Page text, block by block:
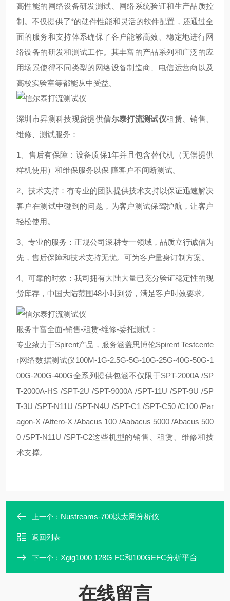
高性能的网络设备研发测试、网络系统验证和生产品质控
制。不仅提供了*的硬件性能和灵活的软件配置，还通过全
面的服务和支持体系确保了客户能够高效、稳定地进行网
络设备的研发和测试工作。其丰富的产品系列和广泛的应
用场景使得不同类型的网络设备制造商、电信运营商以及
高校实验室等都能从中受益。
深圳市昇测科技现货提供信尔泰打流测试仪租赁、销售、
维修、测试服务：
1、售后有保障：设备质保1年并且包含替代机（无偿提供
样机使用）和维保服务以保 障客户不间断测试。
2、技术支持：有专业的团队提供技术支持以保证迅速解决
客户在测试中碰到的问题，为客户测试保驾护航，让客户
轻松使用。
3、专业的服务：正规公司深耕专一领域，品质立行诚信为
先，售后保障和技术支持无忧。可为客户量身订制方案。
4、可靠的时效：我司拥有大陆大量已充分验证稳定性的现
货库存，中国大陆范围48小时到货，满足客户时效要求。
服务丰富全面-销售-租赁-维修-委托测试：
专业致力于Spirent产品，服务涵盖思博伦Spirent Testcente
r网络数据测试仪100M-1G-2.5G-5G-10G-25G-40G-50G-1
00G-200G-400G全系列提供包涵不仅限于SPT-2000A /SP
T-2000A-HS /SPT-2U /SPT-9000A /SPT-11U /SPT-9U /SP
T-3U /SPT-N11U /SPT-N4U /SPT-C1 /SPT-C50 /C100 /Par
agon-X /Attero-X /Abacus 100 /Aabacus 5000 /Abacus 500
0 /SPT-N11U /SPT-C2这些机型的销售、租赁、维修和技
术支撑。
上一个： Nustreams-700以太网分析仪
返回列表
下一个： Xgig1000 128G FC和100GEFC分析平台
在线留言